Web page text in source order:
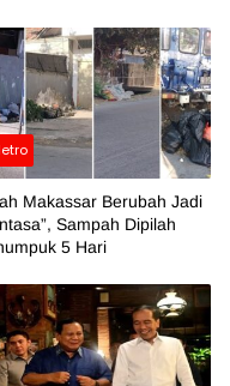
Makassar Berubah Jadi
Sampah Dipilah
5 Hari